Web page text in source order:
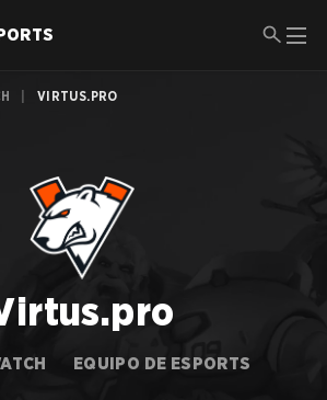
VIRTUS.PRO
EQUIPO DE ESPORTS